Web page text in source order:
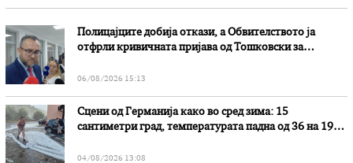
Полицајците добија откази, а Обвителството ја
отфрли кривичната пријава од Тошковски за
06/08/2026 15:13
Сцени од Германија како во сред зима: 15
сантиметри град, температурата падна од 36 на 19
04/08/2026 13:08